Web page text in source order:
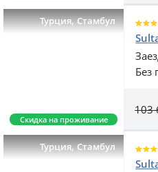
Турция,Стамбул
Скидка на проживание
Без
103
Турция,Стамбул